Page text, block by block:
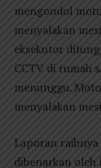
mengondol
menyalakan
eksekutor
CCTV di rumah
menunggu.
menyalakan
Laporan
dibenarkan oleh